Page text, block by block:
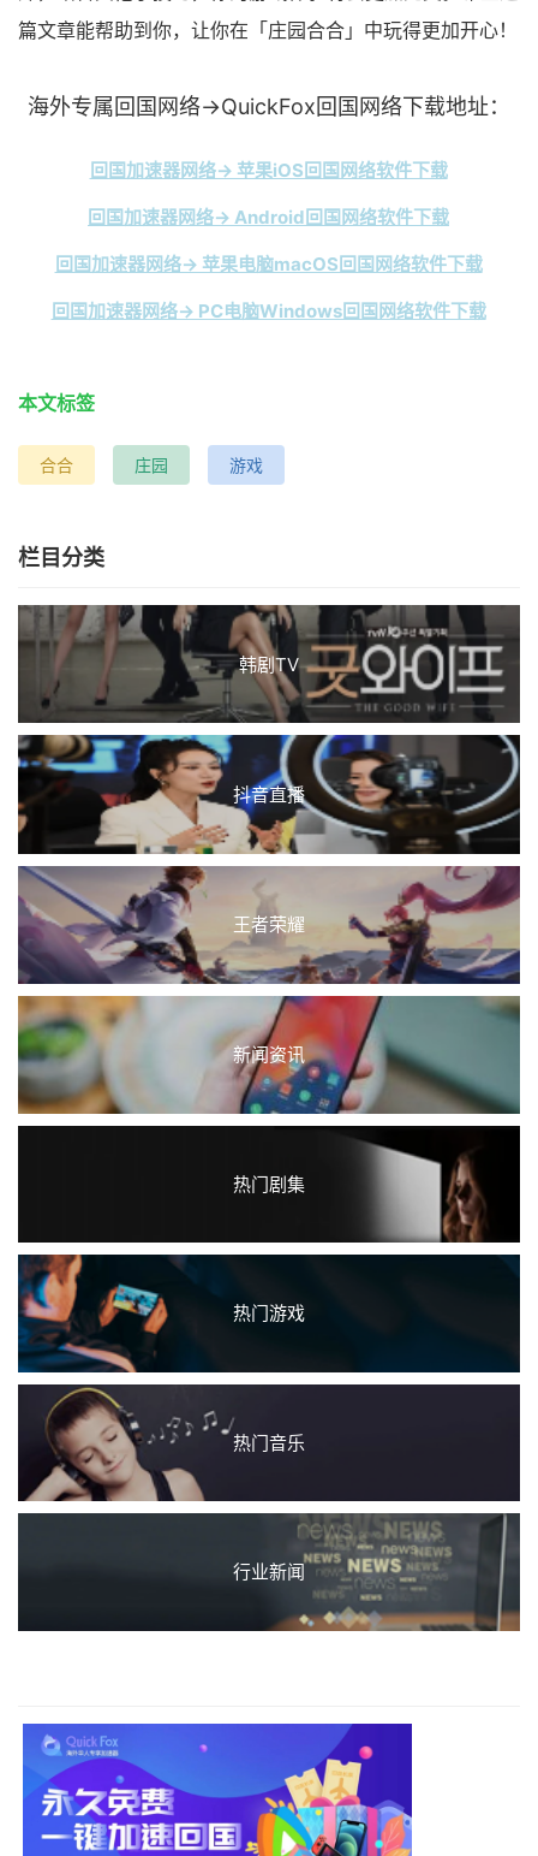
篇文章能帮助到你，让你在「庄园合合」中玩得更加开心！
海外专属回国网络→QuickFox回国网络下载地址：
回国加速器网络→ 苹果iOS回国网络软件下载
回国加速器网络→ Android回国网络软件下载
回国加速器网络→ 苹果电脑macOS回国网络软件下载
回国加速器网络→ PC电脑Windows回国网络软件下载
本文标签
合合 庄园 游戏
栏目分类
韩剧TV
抖音直播
王者荣耀
新闻资讯
热门剧集
热门游戏
热门音乐
行业新闻